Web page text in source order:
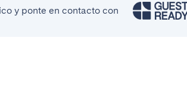
y ponte en contacto con